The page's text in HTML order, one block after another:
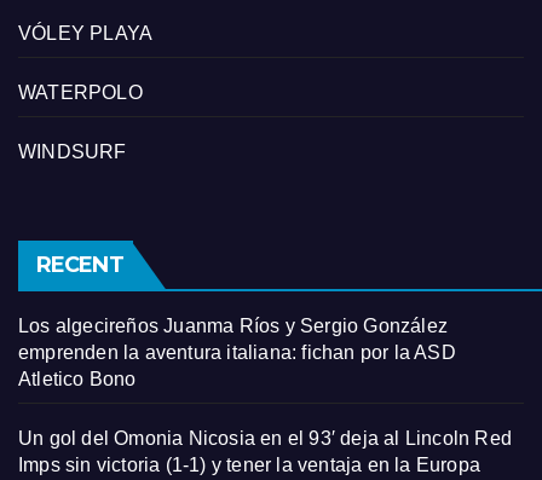
VÓLEY PLAYA
WATERPOLO
WINDSURF
RECENT
Los algecireños Juanma Ríos y Sergio González
emprenden la aventura italiana: fichan por la ASD
Atletico Bono
Un gol del Omonia Nicosia en el 93′ deja al Lincoln Red
Imps sin victoria (1-1) y tener la ventaja en la Europa